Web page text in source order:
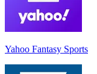
Yahoo Fantasy Sports